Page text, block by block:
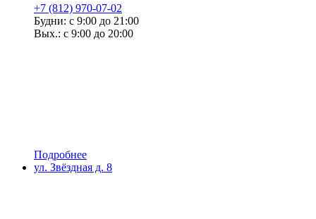
+7 (812) 970-07-02
Будни: с 9:00 до 21:00
Вых.: с 9:00 до 20:00
Подробнее
ул. Звёздная д. 8